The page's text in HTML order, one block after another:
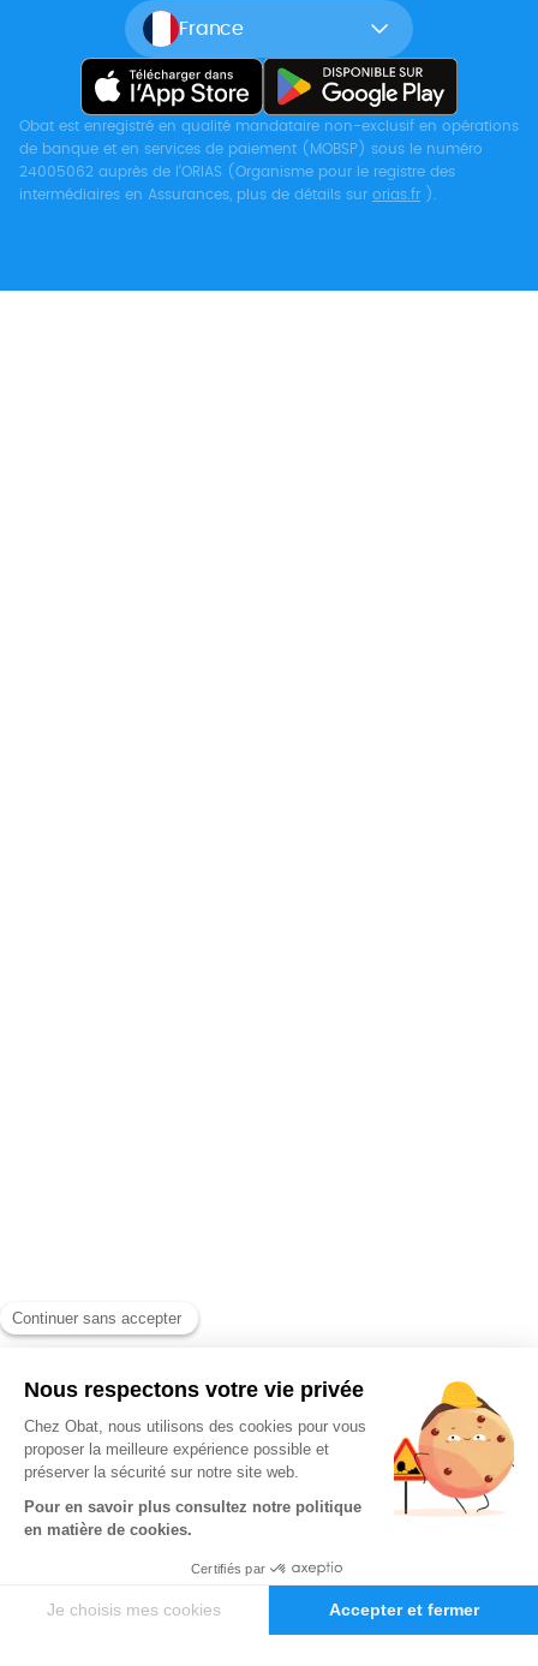
France
Obat est enregistré en qualité mandataire non-exclusif en opérations
de banque et en services de paiement (MOBSP) sous le numéro
24005062 auprès de l’ORIAS (Organisme pour le registre des
intermédiaires en Assurances, plus de détails sur orias.fr ).